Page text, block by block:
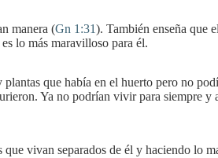
manera (Gn 1:31). También enseña que
lo más maravilloso para él.
que había en el huerto pero no
Ya no podrían vivir para siempre y
vivan separados de él y haciendo lo